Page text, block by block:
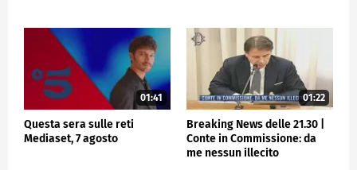
01:41
Questa sera sulle reti
Mediaset, 7 agosto
01:22
Breaking News delle 21.30 |
Conte in Commissione: da
me nessun illecito